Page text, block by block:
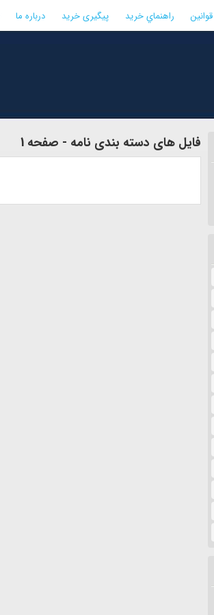
قوانین راهنماي خريد پیگیری خرید درباره ما
فایل های دسته بندی نامه - صفحه 1